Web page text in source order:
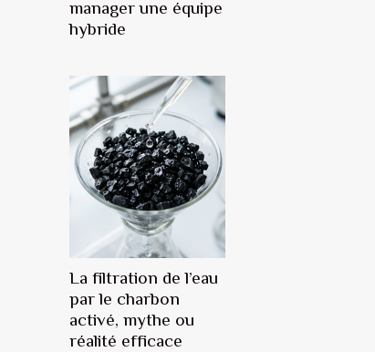
manager une équipe
hybride
La filtration de l’eau
par le charbon
activé, mythe ou
réalité efficace